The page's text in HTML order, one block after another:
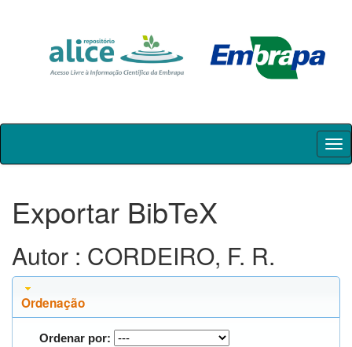
Skip
Exportar BibTeX
Autor : CORDEIRO, F. R.
Ordenação
Ordenar por: